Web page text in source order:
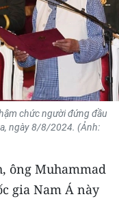
chức người đứng đầu
ngày 8/8/2024. (Ảnh:
ông Muhammad
gia Nam Á này